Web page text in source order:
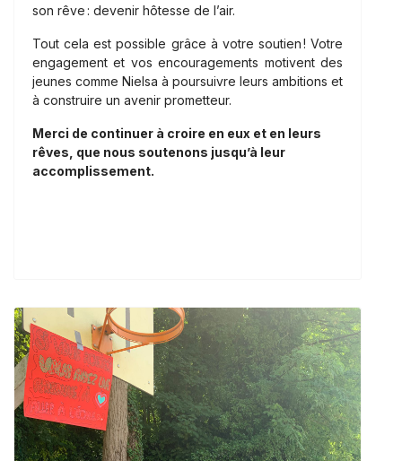
son rêve : devenir hôtesse de l’air.
Tout cela est possible grâce à votre soutien ! Votre
engagement et vos encouragements motivent des
jeunes comme Nielsa à poursuivre leurs ambitions et
à construire un avenir prometteur.
Merci de continuer à croire en eux et en leurs
rêves, que nous soutenons jusqu’à leur
accomplissement.